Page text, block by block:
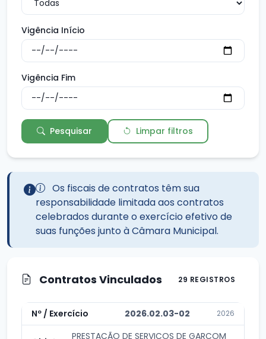
Vigência Início
Vigência Fim
Pesquisar Limpar filtros
Os fiscais de contratos têm sua
responsabilidade limitada aos contratos
celebrados durante o exercício efetivo de
suas funções junto à Câmara Municipal.
Contratos Vinculados 29 REGISTROS
2026.02.03-02 2026
PRESTAÇÃO DE SERVIÇOS DE GARÇOM